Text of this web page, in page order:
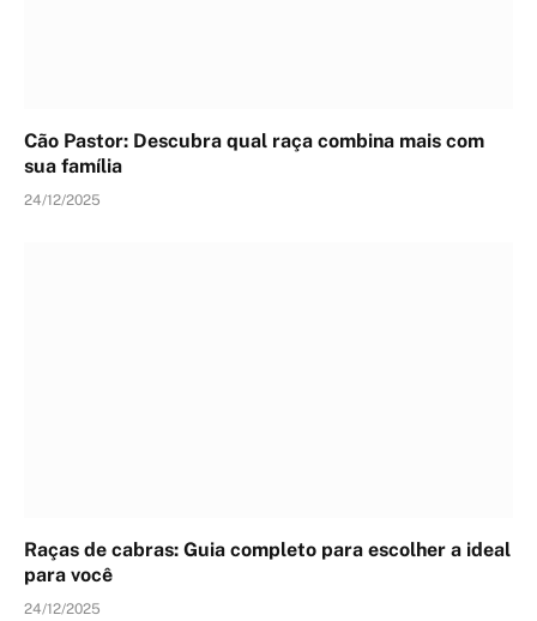
Cão Pastor: Descubra qual raça combina mais com
sua família
24/12/2025
Raças de cabras: Guia completo para escolher a ideal
para você
24/12/2025